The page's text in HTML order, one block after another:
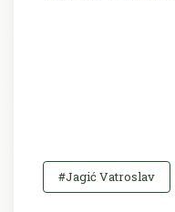
#Jagić Vatroslav